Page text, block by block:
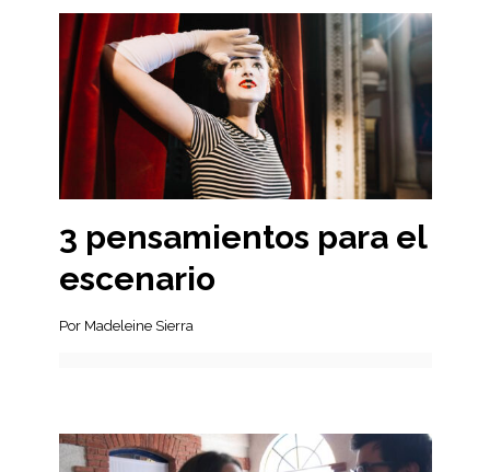
3 pensamientos para el
escenario
Por Madeleine Sierra